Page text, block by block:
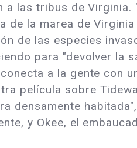
a las tribus de
de la marea de
de las especies
para "devolver la
a la gente con
película sobre
densamente
y Okee, el